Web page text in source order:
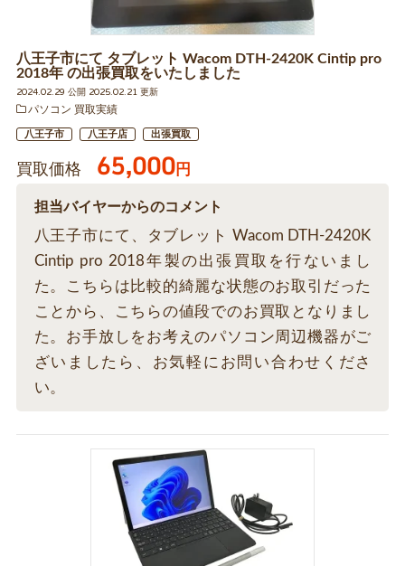
八王子市にて タブレット Wacom DTH-2420K Cintip pro
2018年 の出張買取をいたしました
2024.02.29 公開 2025.02.21 更新
パソコン 買取実績
八王子市 八王子店 出張買取
買取価格 65,000円
担当バイヤーからのコメント
八王子市にて、タブレット Wacom DTH-2420K
Cintip pro 2018年製の出張買取を行ないまし
た。こちらは比較的綺麗な状態のお取引だった
ことから、こちらの値段でのお買取となりまし
た。お手放しをお考えのパソコン周辺機器がご
ざいましたら、お気軽にお問い合わせくださ
い。